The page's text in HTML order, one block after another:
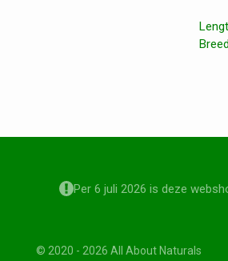
Per 6 juli 2026 is deze
© 2020 - 2026 All About Naturals